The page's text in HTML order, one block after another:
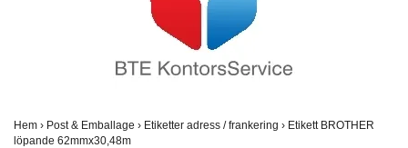
Hem › Post & Emballage › Etiketter adress / frankering › Etikett BROTHER
löpande 62mmx30,48m